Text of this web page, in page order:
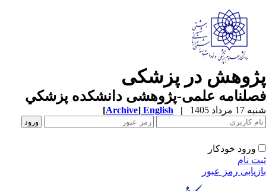
در پزشکی
علمی-پژوهشی دانشکده پزشکي
مرداد 1405 |
English
[Archive]
ورود خودکار
نام
رمز عبور